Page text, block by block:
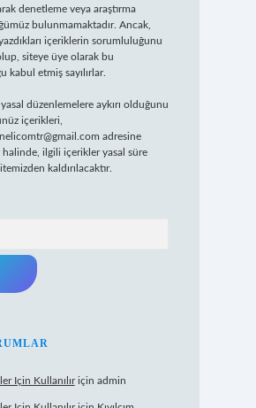
denetleme veya araştırma
bulunmamaktadır. Ancak,
içeriklerin sorumluluğunu
siteye üye olarak bu
kabul etmiş sayılırlar.
düzenlemelere aykırı olduğunu
içerikleri,
adresine
halinde, ilgili içerikler yasal süre
kaldırılacaktır.
Için Kullanılıriçin admin